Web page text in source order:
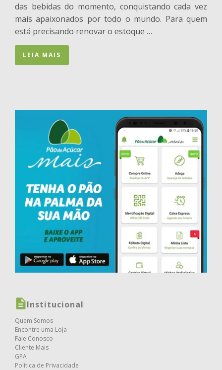
das bebidas do momento, conquistando cada vez
mais apaixonados por todo o mundo. Para quem
está precisando renovar o estoque …
LEIA MAIS
Institucional
Quem Somos
Encontre uma Loja
Fale Conosco
Cliente Mais
GPA
Política de Privacidade